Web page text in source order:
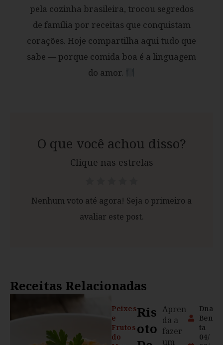
pela cozinha brasileira, trocou segredos
de família por receitas que conquistam
corações. Hoje compartilha aqui tudo que
sabe — porque comida boa é a linguagem
do amor.
O que você achou disso?
Clique nas estrelas
Nenhum voto até agora! Seja o primeiro a
avaliar este post.
Receitas Relacionadas
Peixes
e
Frutos
do
Ris
Oto
Apren
da a
fazer
um
Dna
Ben
ta
04/